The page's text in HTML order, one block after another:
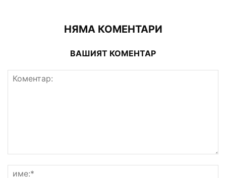
НЯМА КОМЕНТАРИ
ВАШИЯТ КОМЕНТАР